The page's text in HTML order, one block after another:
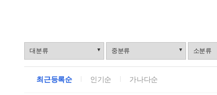
랜
최근등록순 인기순 가나다순